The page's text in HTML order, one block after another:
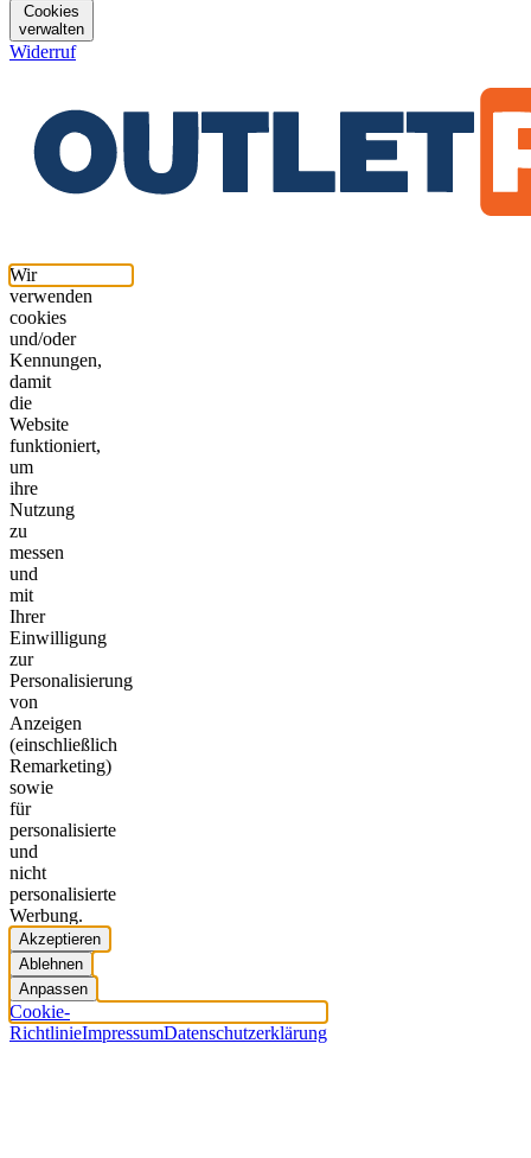
Cookies
verwalten
Widerruf
Wir
verwenden
cookies
und/oder
Kennungen,
damit
die
Website
funktioniert,
um
ihre
Nutzung
zu
messen
und
mit
Ihrer
Einwilligung
zur
Personalisierung
von
Anzeigen
(einschließlich
Remarketing)
sowie
für
personalisierte
und
nicht
personalisierte
Werbung.
Akzeptieren
Ablehnen
Anpassen
Cookie-
RichtlinieImpressumDatenschutzerklärung